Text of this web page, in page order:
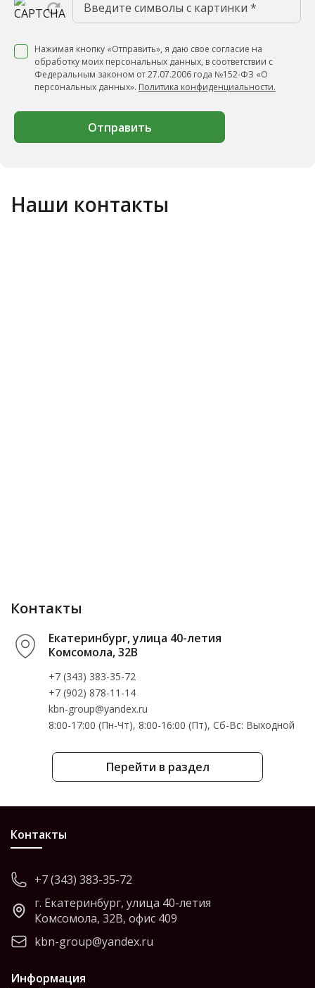
Нажимая кнопку «Отправить», я даю свое согласие на
обработку моих персональных данных, в соответствии с
Федеральным законом от 27.07.2006 года №152-ФЗ «О
персональных данных». Политика конфиденциальности.
Отправить
Наши контакты
Перейти в раздел
Контакты
Екатеринбург, улица 40-летия
Комсомола, 32В
+7 (343) 383-35-72
+7 (902) 878-11-14
kbn-group@yandex.ru
8:00-17:00 (Пн-Чт), 8:00-16:00 (Пт), Cб-Вс: Выходной
Контакты
+7 (343) 383-35-72
г. Екатеринбург, улица 40-летия
Комсомола, 32В, офис 409
kbn-group@yandex.ru
Информация